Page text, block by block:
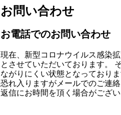
お問い合わせ
お電話でのお問い合わせ
現在、新型コロナウイルス感染
とさせていただいております。
ながりにくい状態となっておりま
恐れ入りますがメールでのご連絡
返信にお時間を頂く場合がござ